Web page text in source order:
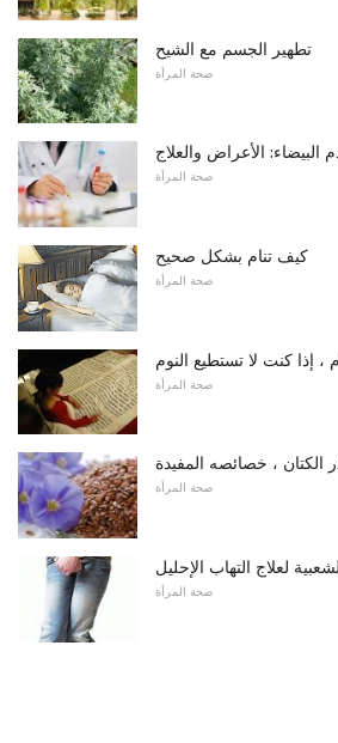
تطهير الجسم مع الشيح
صحة المرأة
البيضاء: الأعراض والعلاج
صحة المرأة
كيف تنام بشكل صحيح
صحة المرأة
، إذا كنت لا تستطيع النوم
صحة المرأة
الكتان ، خصائصه المفيدة
صحة المرأة
لعلاج التهاب الإحليل
صحة المرأة